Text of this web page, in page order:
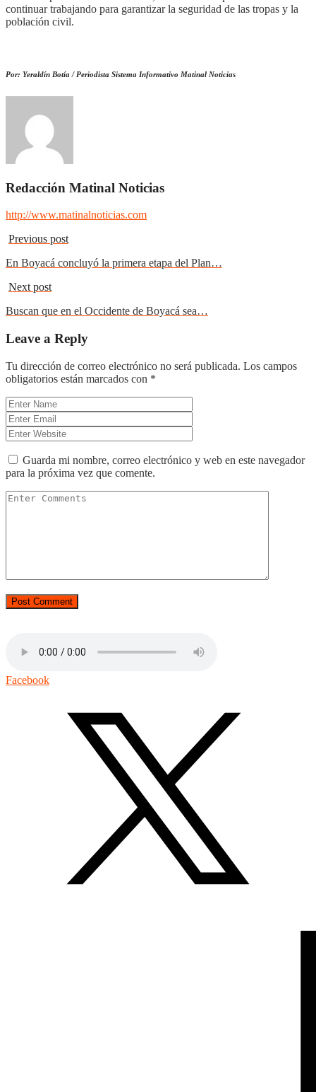
continuar trabajando para garantizar la seguridad de las tropas y la
población civil.
Por: Yeraldín Botía / Periodista Sistema Informativo Matinal Noticias
Redacción Matinal Noticias
http://www.matinalnoticias.com
Previous post
En Boyacá concluyó la primera etapa del Plan…
Next post
Buscan que en el Occidente de Boyacá sea…
Leave a Reply
Tu dirección de correo electrónico no será publicada. Los campos
obligatorios están marcados con *
Guarda mi nombre, correo electrónico y web en este navegador
para la próxima vez que comente.
Facebook